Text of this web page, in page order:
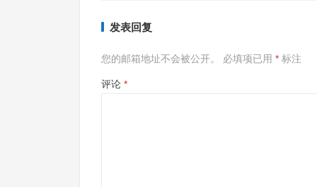
发表回复
您的邮箱地址不会被公开。 必填项已用 * 标注
评论 *